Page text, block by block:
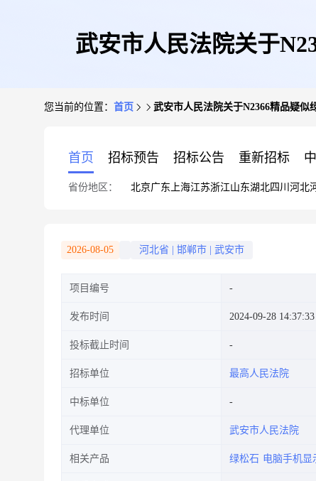
武安市人民法院关于
您当前的位置： 首页 武安市人民法院关于N2366精品疑
首页 招标预告 招标公告 重新招标
省份地区： 北京广东 上海江苏浙江山东湖北四川 河北
2026-08-05 河北省 邯郸市 武安市
项目编号
发布时间 2024-09-28 14:37:33
投标截止时间
招标单位 最高人民法院
中标单位
代理单位 武安市人民法院
相关产品 绿松石 电脑手机显